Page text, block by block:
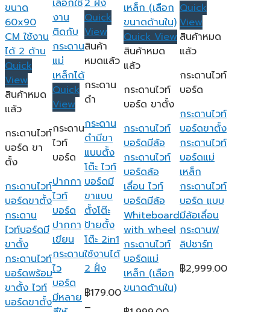
Quick
View
สินค้าหมด
แล้ว
กระดานไวท์
บอร์ด ขา
ตั้ง
กระดานไวท์
บอร์ดขาตั้ง
กระดาน
ไวท์บอร์ดมี
ขาตั้ง
กระดานไวท์
บอร์ดพร้อม
ขาตั้ง ไวท์
บอร์ดขาตั้ง
Quick
View
กระดาน
ไวท์
บอร์ด
ปากกา
ไวท์
บอร์ด
ปากกา
เขียน
กระดาน
ไว
บอร์ด
มีหลาย
Quick
View
สินค้า
หมดแล้ว
กระดาน
ดำ
กระดาน
ดำมีขา
แบบตั้ง
โต๊ะ ไวท์
บอร์ดมี
ขาแบบ
ตั้งโต๊ะ
ป้ายตั้ง
โต๊ะ 2in1
ใช้งานได้
2 ฝั่ง
฿179.00
–
Quick View
สินค้าหมด
แล้ว
กระดานไวท์
บอร์ด ขาตั้ง
กระดานไวท์
บอร์ดมีล้อ
กระดานไวท์
บอร์ดล้อ
เลื่อน ไวท์
บอร์ดมีล้อ
Whiteboard
with wheel
กระดานไวท์
บอร์ดแม่
เหล็ก (เลือก
ขนาดด้านใน)
Quick
View
สินค้าหมด
แล้ว
กระดานไวท์
บอร์ด
กระดานไวท์
บอร์ดขาตั้ง
กระดานไวท์
บอร์ดแม่
เหล็ก
กระดานไวท์
บอร์ด แบบ
มีล้อเลื่อน
กระดานฟ
ลิปชาร์ท
฿2,999.00